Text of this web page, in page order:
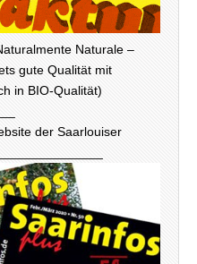
Naturale –
gute Qualität mit
in BIO-Qualität)
der Saarlouiser